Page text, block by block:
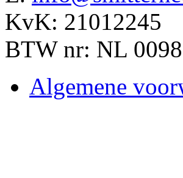
KvK: 21012245
BTW nr: NL
Algemene